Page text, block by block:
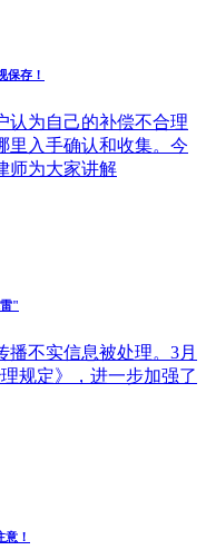
保存！
认为自己的补偿不合理
里入手确认和收集。今
师为大家讲解
"
不实信息被处理。3月
规定》，进一步加强了
！